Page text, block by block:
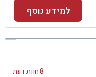
למידע נוסף
8 חוות דעת